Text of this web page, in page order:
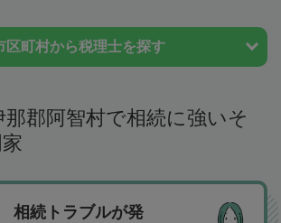
区町村から税理士を探す
那郡阿智村で相続に強いそ
相続トラブルが発